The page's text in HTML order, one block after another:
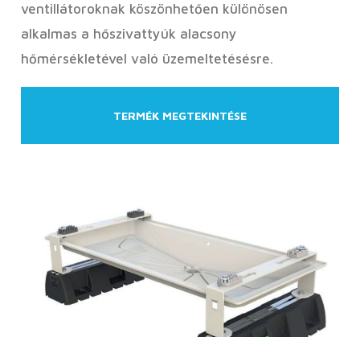
ventillátoroknak köszönhetően különösen
alkalmas a hőszivattyúk alacsony
hőmérsékletével való üzemeltetésésre.
TERMÉK MEGTEKINTÉSE